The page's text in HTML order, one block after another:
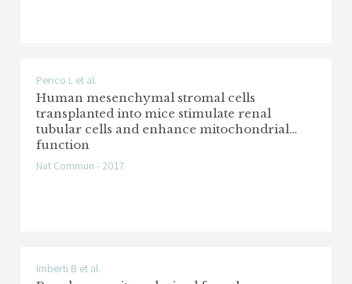
Perico L et al.
Human mesenchymal stromal cells
transplanted into mice stimulate renal
tubular cells and enhance mitochondrial
function
Nat Commun - 2017
Imberti B et al.